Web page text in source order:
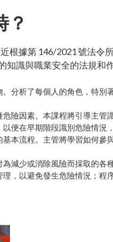
？
根據第 146/2021 號法令
知識與職業安全的法規和
分析了每個人的角色，特別
險因素。本課程將引導主管
便在早期階段識別危險情況
本流程。主管將學習如何參
減少或消除風險而採取的各
，以避免發生危險情況；程